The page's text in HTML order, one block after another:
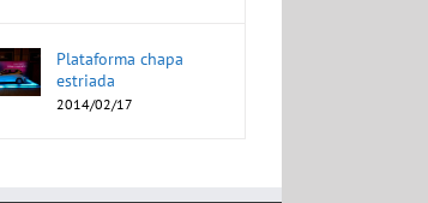
Plataforma chapa
estriada
2014/02/17